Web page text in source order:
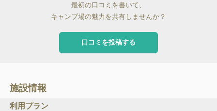
最初の口コミを書いて、
キャンプ場の魅力を共有しませんか？
口コミを投稿する
施設情報
利用プラン